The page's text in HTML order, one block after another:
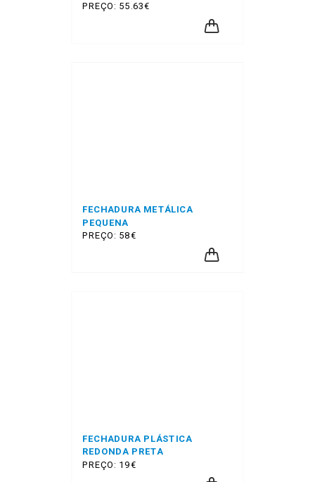
PREÇO: 55.63€
FECHADURA METÁLICA
PEQUENA
PREÇO: 58€
FECHADURA PLÁSTICA
REDONDA PRETA
PREÇO: 19€